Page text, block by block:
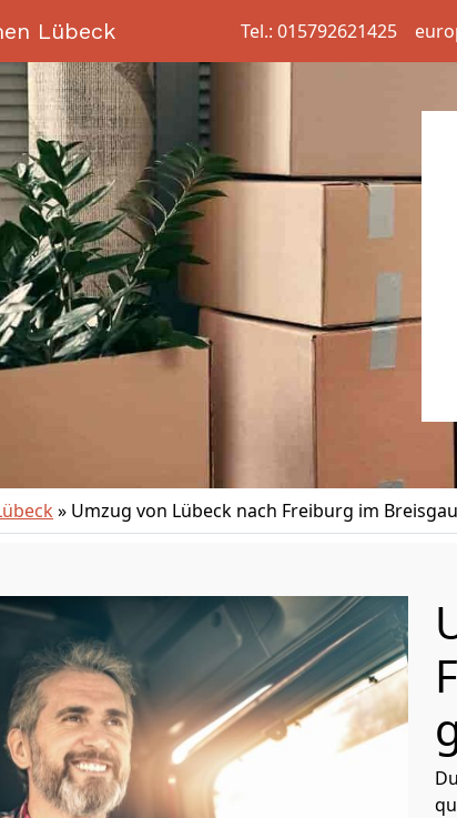
Lübeck Tel.: 015792621425
» Umzug von Lübeck nach Freiburg im Breisgau